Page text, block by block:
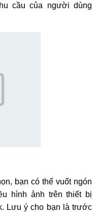
cầu của người dùng
bạn có thể vuốt ngón
hình ảnh trên thiết bị
Lưu ý cho bạn là trước